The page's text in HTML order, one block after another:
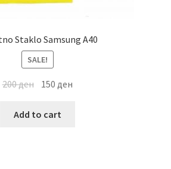
Staklo Samsung A40
SALE!
200ден 150 ден
Add to cart